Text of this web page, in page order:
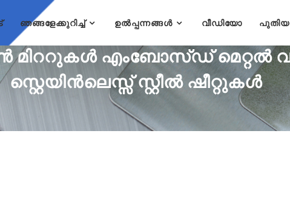
ഞങ്ങളേക്കുറിച്ച് ഉൽപ്പന്നങ്ങൾ വീഡിയോ
മിററുകൾ എംബോസ്ഡ് മെറ്റൽ
സ്റ്റെയിൻലെസ്സ് സ്റ്റീൽ ഷീറ്റുകൾ